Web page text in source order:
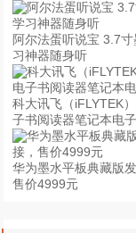
阿尔法蛋听说宝 3.7
习神器随身听
科大讯飞（iFLYTEK
子书阅读器笔记本电
华为墨水平板典藏版
售价4999元